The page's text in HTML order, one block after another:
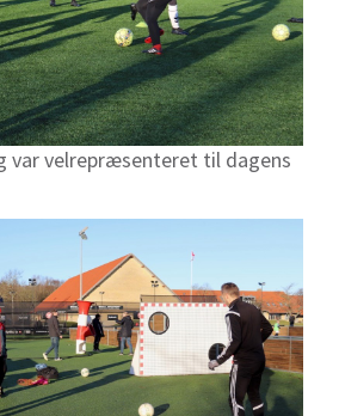
var velrepræsenteret til dagens